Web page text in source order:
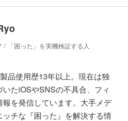
/ 「困った」を実機検証する人
品使用歴13年以上。現在は独
たiOSやSNSの不具合、フィ
を発信しています。大手メデ
ッチな『困った』を解決する情